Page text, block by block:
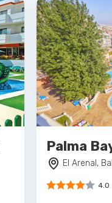
Palma
El Arenal,
4.0